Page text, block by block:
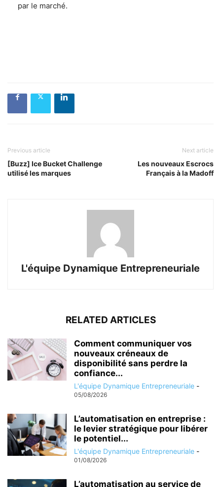
par le marché.
Previous article
[Buzz] Ice Bucket Challenge
utilisé les marques
Next article
Les nouveaux Escrocs
Français à la Madoff
L'équipe Dynamique Entrepreneuriale
RELATED ARTICLES
Comment communiquer vos
nouveaux créneaux de
disponibilité sans perdre la
confiance...
L'équipe Dynamique Entrepreneuriale -
05/08/2026
L’automatisation en entreprise :
le levier stratégique pour libérer
le potentiel...
L'équipe Dynamique Entrepreneuriale -
01/08/2026
L’automatisation au service de